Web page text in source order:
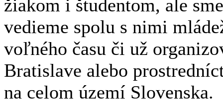
žiakom i študentom, ale
vedieme spolu s nimi
voľného času či už
Bratislave alebo
na celom území Slovenska.